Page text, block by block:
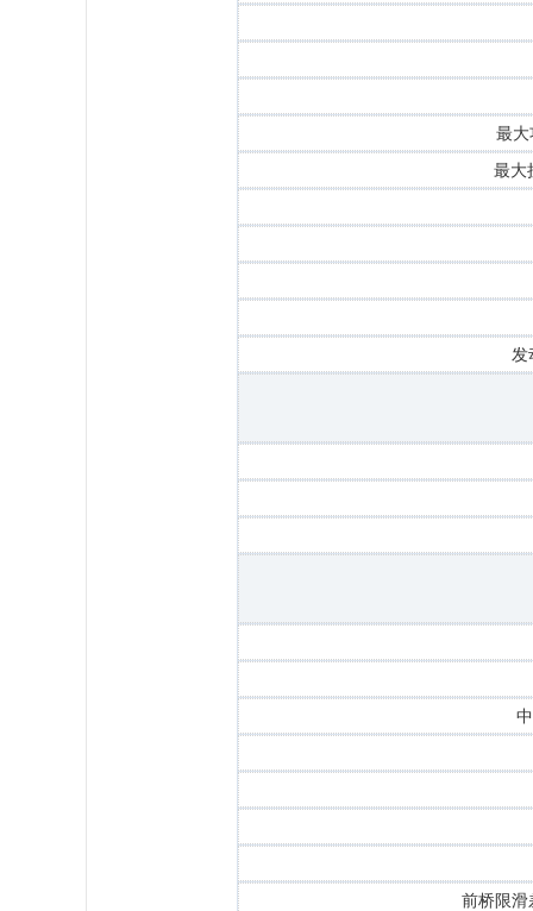
最
最大
发
前桥限滑